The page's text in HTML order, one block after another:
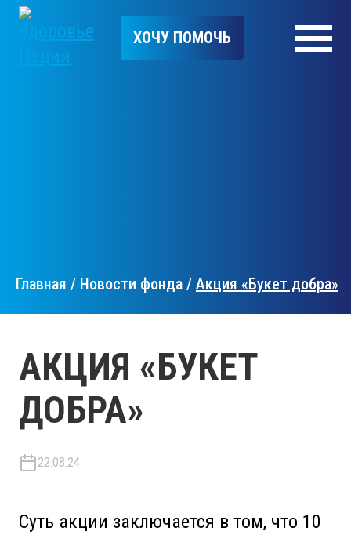
Главная / Новости фонда / Акция «Букет добра»
ХОЧУ ПОМОЧЬ
АКЦИЯ «БУКЕТ
ДОБРА»
22.08.24
Суть акции заключается в том, что 10